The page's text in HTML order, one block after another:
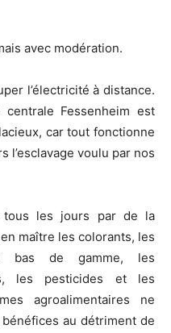
avec modération.
l’électricité à distance.
Fessenheim est
car tout fonctionne
l’esclavage voulu par nos
tous les jours par de la
maître les colorants, les
bas de gamme, les
les pesticides et les
agroalimentaires ne
au détriment de